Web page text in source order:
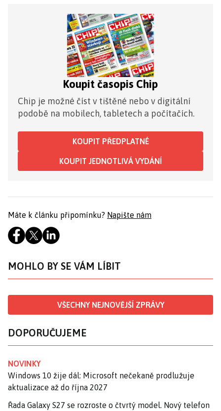
Koupit časopis Chip
Chip je možné číst v tištěné nebo v digitální
podobě na mobilech, tabletech a počítačích.
KOUPIT PŘEDPLATNÉ
KOUPIT JEDNOTLIVÁ VYDÁNÍ
Máte k článku připomínku? Napište nám
MOHLO BY SE VÁM LÍBIT
VŠECHNY NEJNOVĚJŠÍ ZPRÁVY
DOPORUČUJEME
NOVINKY
Windows 10 žije dál: Microsoft nečekaně prodlužuje
aktualizace až do října 2027
Řada Galaxy S27 se rozroste o čtvrtý model. Nový telefon